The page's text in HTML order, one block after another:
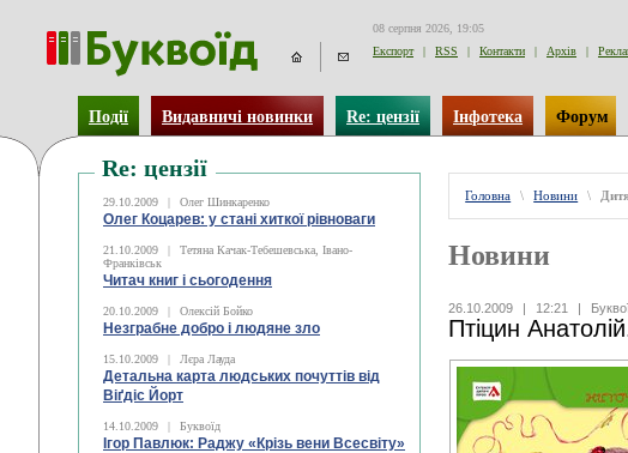
08 серпня 2026, 19:05
Експорт
| RSS | Контакти | Архів |
Події Видавничі новинки Re: цензії Інфотека Форум
Re: цензії
29.10.2009 | Олег Шинкаренко
Олег Коцарев: у стані хиткої рівноваги
21.10.2009 |
Тетяна Качак-Тебешевська, Івано-
Франківськ
Читач книг і сьогодення
20.10.2009 | Олексій Бойко
Незграбне добро і людяне зло
15.10.2009 | Лєра Лауда
Детальна карта людських почуттів від
Віґдіс Йорт
14.10.2009 | Буквоїд
Ігор Павлюк: Раджу «Крізь вени Всесвіту»
Головна \ Новини \
Новини
26.10.2009 | 12:21 |
Птіцин